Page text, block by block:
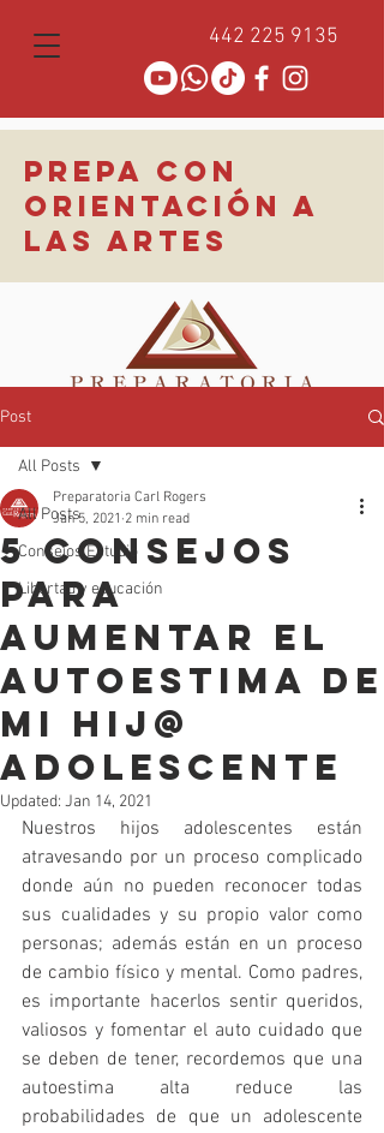
442 225 9135
PREPA CON
ORIENTACIÓN A
LAS ARTES
Post
All Posts
Consejos Estudio
Libertad y educación
All Posts
5 Consejos
para
aumentar el
autoestima de
mi hij@
adolescente
Preparatoria Carl Rogers
Jan 5, 2021 2 min read
Updated: Jan 14, 2021
Nuestros hijos adolescentes están
atravesando por un proceso complicado
donde aún no pueden reconocer todas
sus cualidades y su propio valor como
personas; además están en un proceso
de cambio físico y mental. Como padres,
es importante hacerlos sentir queridos,
valiosos y fomentar el auto cuidado que
se deben de tener, recordemos que una
autoestima alta reduce las
probabilidades de que un adolescente